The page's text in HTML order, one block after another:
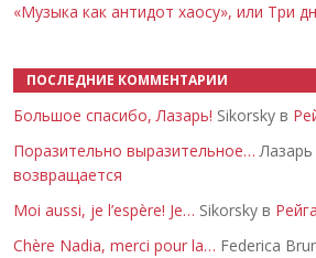
«Музыка как антидот хаосу», или Три
ПОСЛЕДНИЕ КОММЕНТАРИИ
Большое спасибо, Лазарь! Sikorsky в
Поразительно выразительное…
возвращается
Moi aussi, je l’espère! Je… Sikorsky в
Chère Nadia, merci pour la… Federica